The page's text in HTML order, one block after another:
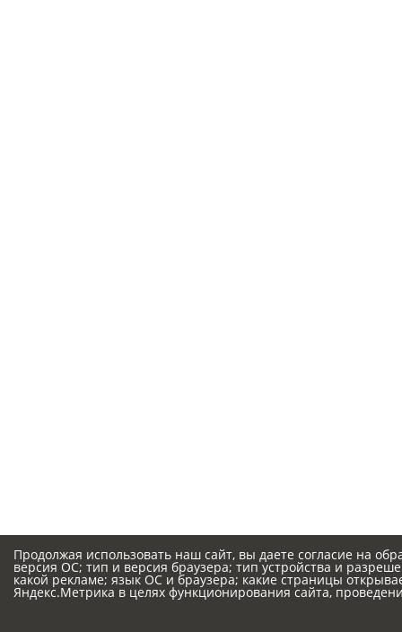
Продолжая использовать наш сайт, вы даете согласие на
версия ОС; тип и версия браузера; тип устройства и
какой рекламе; язык ОС и браузера; какие страницы
Яндекс.Метрика в целях функционирования сайта,